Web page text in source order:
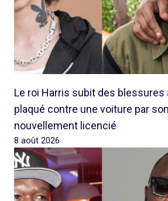
Le roi Harris subit des blessures
plaqué contre une voiture par
nouvellement licencié
8 août 2026